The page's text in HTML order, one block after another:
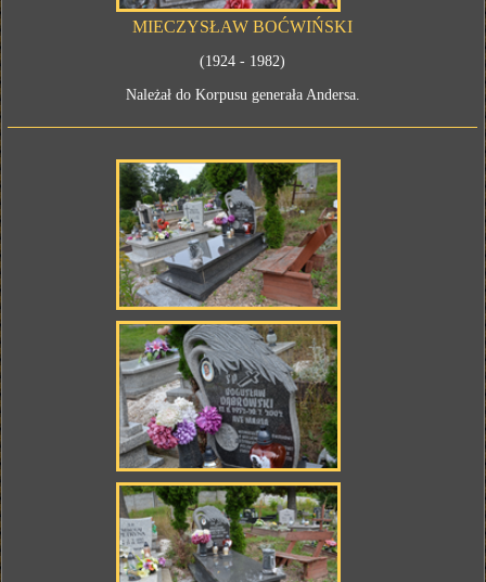
MIECZYSŁAW BOĆWIŃSKI
(1924 - 1982)
Należał do Korpusu generała Andersa.